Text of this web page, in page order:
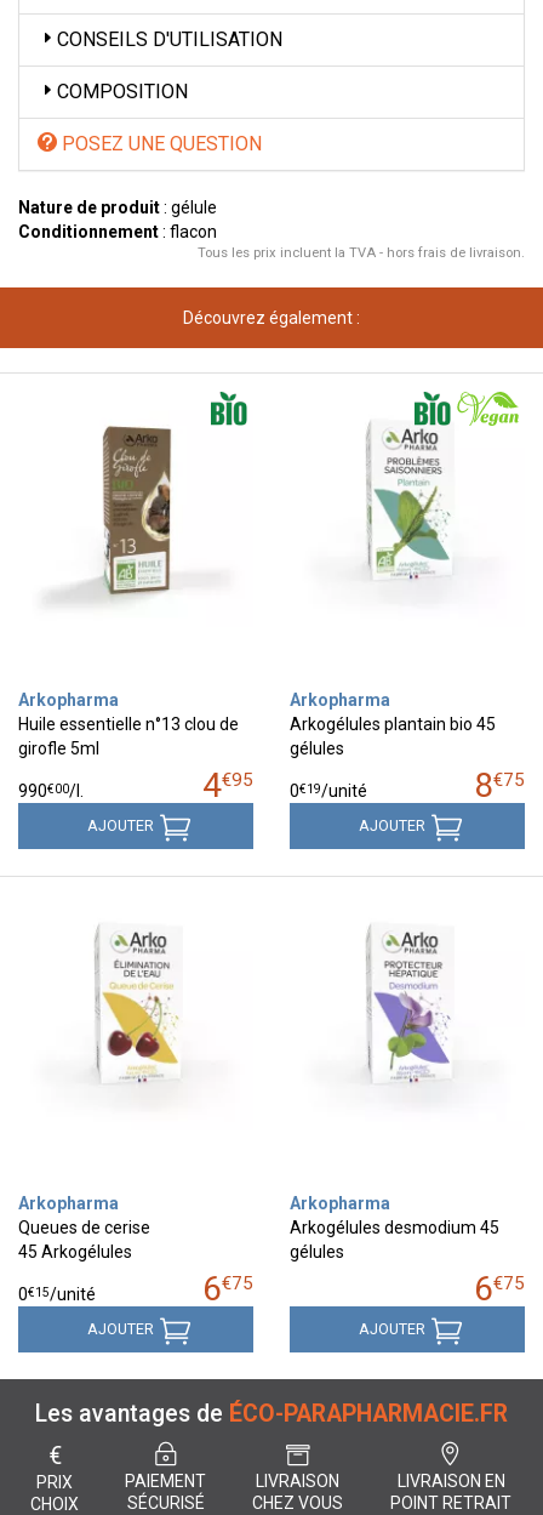
CONSEILS D'UTILISATION
COMPOSITION
POSEZ UNE QUESTION
Nature de produit: gélule
Conditionnement: flacon
Tous les prix incluent la TVA - hors frais de livraison.
Découvrez également :
Arkopharma
Huile essentielle n°13 clou de
girofle 5ml
4€95
990€00/
AJOUTER
Arkopharma
Arkogélules plantain bio 45
gélules
8€75
0€19/unité
AJOUTER
Arkopharma
Queues de cerise
45 Arkogélules
6€75
0€15/unité
AJOUTER
Arkopharma
Arkogélules desmodium 45
gélules
6€75
AJOUTER
Les avantages de ÉCO-PARAPHARMACIE.FR
€
PRIX
CHOIX
PAIEMENT
SÉCURISÉ
LIVRAISON
CHEZ VOUS
LIVRAISON EN
POINT RETRAIT